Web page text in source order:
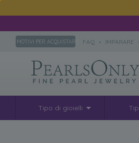
MOTIVI PER ACQUISTARE FAQ • IMPARARE
Tipo di gioielli